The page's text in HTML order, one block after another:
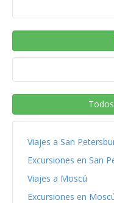
Viajes a San
Excursiones en San
Viajes a Moscú
Excursiones en